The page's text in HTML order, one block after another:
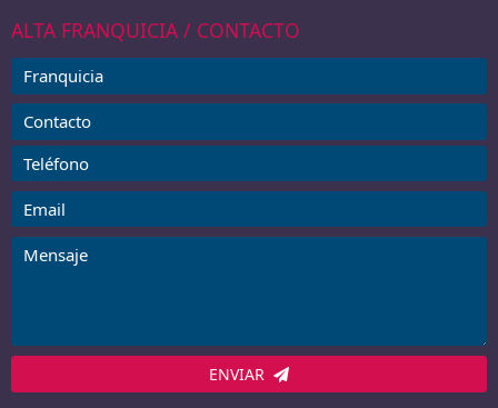
ALTA FRANQUICIA / CONTACTO
ENVIAR